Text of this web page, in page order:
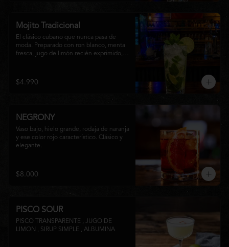
Mojito Tradicional
El clásico cubano que nunca pasa de
moda. Preparado con ron blanco, menta
fresca, jugo de limón recién exprimido,
aromático y perfectamente equilibrado,
ideal para disfrutar en cualquier ocasión.
$4.990
NEGRONY
Vaso bajo, hielo grande, rodaja de naranja
y ese color rojo característico. Clásico y
elegante.
$8.000
PISCO SOUR
PISCO TRANSPARENTE , JUGO DE
LIMON , SIRUP SIMPLE , ALBUMINA